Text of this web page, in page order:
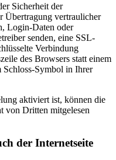
Sicherheit der
Übertragung vertraulicher
Login-Daten oder
senden, eine SSL-
Verbindung
des Browsers statt einem
Symbol in Ihrer
aktiviert ist, können die
von Dritten mitgelesen
der Internetseite